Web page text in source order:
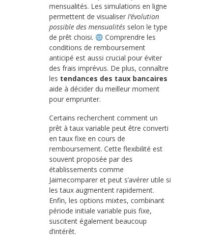
mensualités. Les simulations en ligne
permettent de visualiser l’évolution
possible des mensualités selon le type
de prêt choisi.
Comprendre les
conditions de remboursement
anticipé est aussi crucial pour éviter
des frais imprévus. De plus, connaître
les tendances des taux bancaires
aide à décider du meilleur moment
pour emprunter.
Certains recherchent comment un
prêt à taux variable peut être converti
en taux fixe en cours de
remboursement. Cette flexibilité est
souvent proposée par des
établissements comme
Jaimecomparer et peut s’avérer utile si
les taux augmentent rapidement.
Enfin, les options mixtes, combinant
période initiale variable puis fixe,
suscitent également beaucoup
d’intérêt.